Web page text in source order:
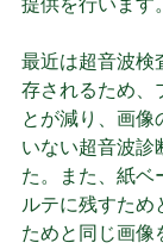
最近は超音波検
存されるため、
とが減り、画像
いない超音波診
た。また、紙ベ
ルテに残すため
ためと同じ画像